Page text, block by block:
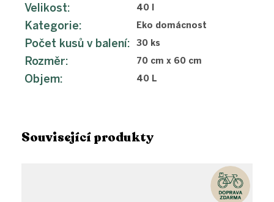
Související produkty
Velikost: 40 l
Kategorie: Eko domácnost
Počet kusů v balení: 30 ks
Rozměr: 70 cm x 60 cm
Objem: 40 L